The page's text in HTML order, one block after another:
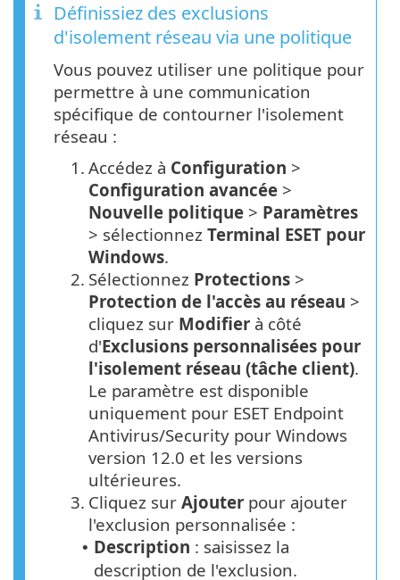
Définissiez des exclusions
d'isolement réseau via une politique
Vous pouvez utiliser une politique pour
permettre à une communication
spécifique de contourner l'isolement
réseau :
1. Accédez à Configuration >
Configuration avancée >
Nouvelle politique > Paramètres
> sélectionnez Terminal ESET pour
Windows.
2. Sélectionnez Protections >
Protection de l'accès au réseau >
cliquez sur Modifier à côté
d'Exclusions personnalisées pour
l'isolement réseau (tâche client).
Le paramètre est disponible
uniquement pour ESET Endpoint
Antivirus/Security pour Windows
version 12.0 et les versions
ultérieures.
3. Cliquez sur Ajouter pour ajouter
l'exclusion personnalisée :
• Description : saisissez la
description de l'exclusion.